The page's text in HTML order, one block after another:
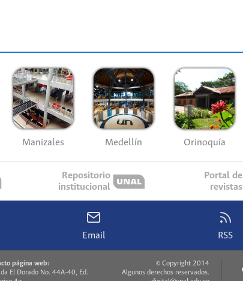
Manizales Medellín Orinoquía
Repositorio
institucional
Portal de
revistas
Email RSS
página web:
El Dorado No. 44A-40, Ed.
© Copyright 2014
Algunos derechos reservados.